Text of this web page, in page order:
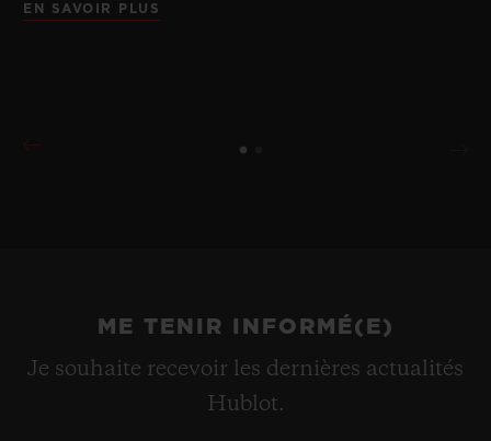
EN SAVOIR PLUS
ME TENIR INFORMÉ(E)
Je souhaite recevoir les dernières actualités
Hublot.